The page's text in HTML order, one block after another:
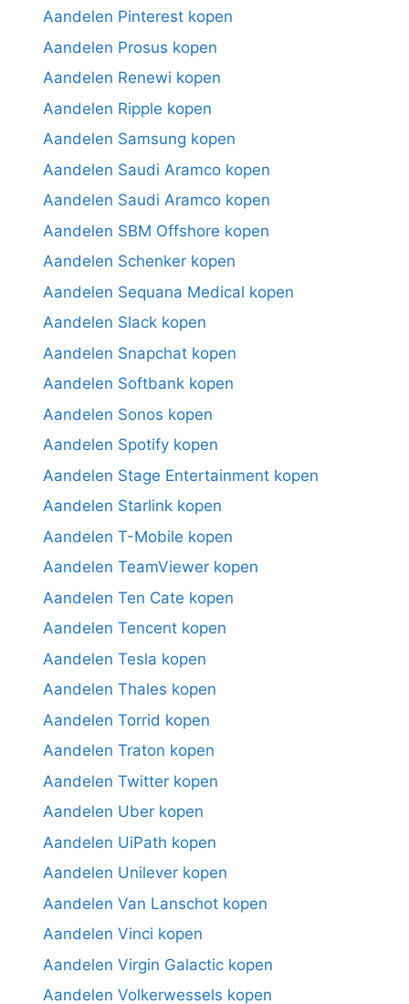
Aandelen Pinterest kopen
Aandelen Prosus kopen
Aandelen Renewi kopen
Aandelen Ripple kopen
Aandelen Samsung kopen
Aandelen Saudi Aramco kopen
Aandelen Saudi Aramco kopen
Aandelen SBM Offshore kopen
Aandelen Schenker kopen
Aandelen Sequana Medical kopen
Aandelen Slack kopen
Aandelen Snapchat kopen
Aandelen Softbank kopen
Aandelen Sonos kopen
Aandelen Spotify kopen
Aandelen Stage Entertainment kopen
Aandelen Starlink kopen
Aandelen T-Mobile kopen
Aandelen TeamViewer kopen
Aandelen Ten Cate kopen
Aandelen Tencent kopen
Aandelen Tesla kopen
Aandelen Thales kopen
Aandelen Torrid kopen
Aandelen Traton kopen
Aandelen Twitter kopen
Aandelen Uber kopen
Aandelen UiPath kopen
Aandelen Unilever kopen
Aandelen Van Lanschot kopen
Aandelen Vinci kopen
Aandelen Virgin Galactic kopen
Aandelen Volkerwessels kopen